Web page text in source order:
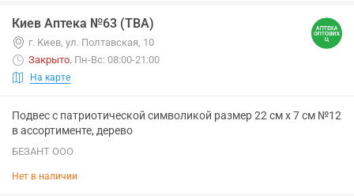
Киев Аптека №63 (ТВА)
г. Киев, ул. Полтавская, 10
Закрыто. Пн-Вс: 08:00-21:00
На карте
Подвес с патриотической символикой размер 22 см х 7 см №12
в ассортименте, дерево
БЕЗАНТ ООО
Нет в наличии